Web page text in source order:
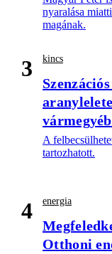
nyaralása
magának.
3 kincs
A
tartozhatott.
4 energia
Otthoni